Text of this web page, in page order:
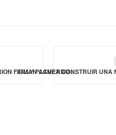
KAIGENE Y CELLTRION FIRMAN ACUERDO PARA NUEVAS TERAPIAS CON ANTICUERPOS EN ENFERMEDADES AUTOINMUNES